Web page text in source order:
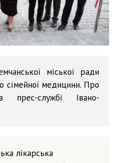
міської ради
сімейної медицини. Про
службі Івано-
лікарська